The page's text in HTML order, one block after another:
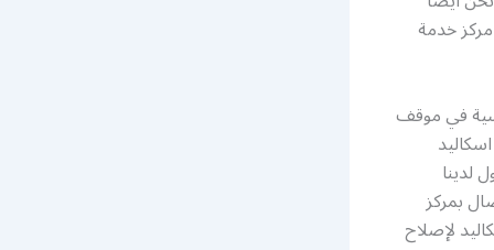
خدمة
في موقف
لدينا
بمركز
لإصلاح